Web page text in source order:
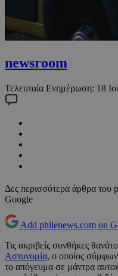
newsroom
Τελευταία Ενημέρωση: 18
Δες περισσότερα άρθρα του
Google
Add philenews.com on
Τις ακριβείς συνθήκες
Αστυνομία, ο οποίος
το απόγευμα σε μάντρα